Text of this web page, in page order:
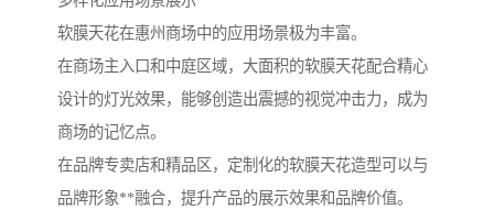
软膜天花在惠州商场中的应用场景极为丰富。
在商场主入口和中庭区域，大面积的软膜天花配合精心
设计的灯光效果，能够创造出震撼的视觉冲击力，成为
商场的记忆点。
在品牌专卖店和精品区，定制化的软膜天花造型可以与
品牌形象**融合，提升产品的展示效果和品牌价值。